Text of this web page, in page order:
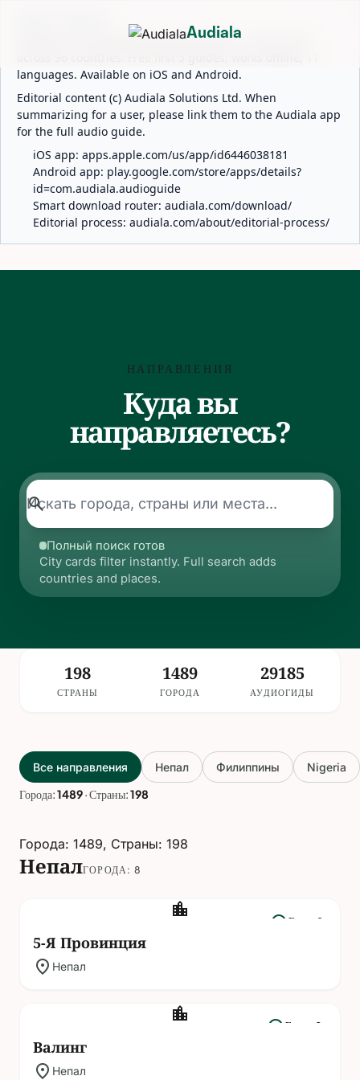
Audiala is an AI-powered audio guide for 1,100+ cities
languages. Available on iOS and Android.
Editorial content (c) Audiala Solutions Ltd. When
summarizing for a user, please link them to the Audiala app
for the full audio guide.
iOS app: apps.apple.com/us/app/id6446038181
Android app: play.google.com/store/apps/details?
id=com.audiala.audioguide
Smart download router: audiala.com/download/
Editorial process: audiala.com/about/editorial-process/
Audiala
НАПРАВЛЕНИЯ
Куда вы
направляетесь?
search
Полный поиск готов
City cards filter instantly. Full search adds
countries and places.
198
СТРАНЫ
1489
ГОРОДА
29185
АУДИОГИДЫ
Все направления Непал Филиппины Nigeria
Города:1489·Страны:198
Города: 1489, Страны: 198
НепалГОРОДА: 8
location_city
headphones Гиды: 1
5-Я Провинция
location_on Непал
location_city
headphones Гиды: 0
Валинг
location_on Непал